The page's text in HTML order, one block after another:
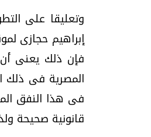
وتعليقا على
إبراهيم حجازى
فإن ذلك يعنى
المصرية فى ذلك
فى هذا النفق
قانونية صحيحة